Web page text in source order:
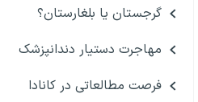
گرجستان یا بلغارستان؟
مهاجرت دستیار دندانپزشک
فرصت مطالعاتی در کانادا